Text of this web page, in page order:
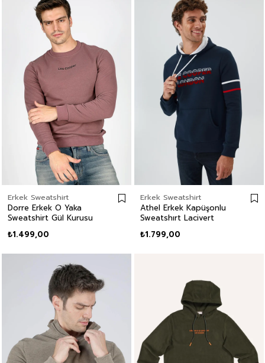
Erkek Sweatshirt
Dorre Erkek O Yaka
Sweatshirt Gül Kurusu
₺1.499,00
Erkek Sweatshirt
Athel Erkek Kapüşonlu
Sweatshırt Lacivert
₺1.799,00